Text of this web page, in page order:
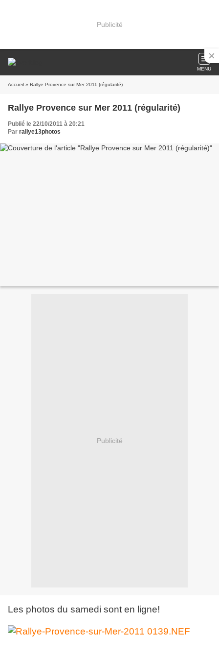
Publicité
MENU
Accueil » Rallye Provence sur Mer 2011 (régularité)
Rallye Provence sur Mer 2011 (régularité)
Publié le 22/10/2011 à 20:21
Par rallye13photos
Publicité
Les photos du samedi sont en ligne!